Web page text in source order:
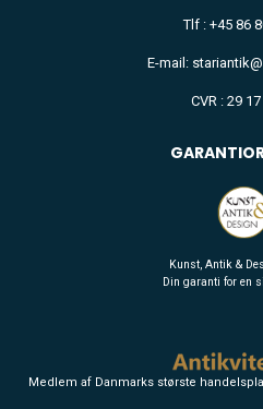
Tlf : +45 86
E-mail:
CVR : 29
Kunst, Antik &
Din garanti for en
Medlem af Danmarks største